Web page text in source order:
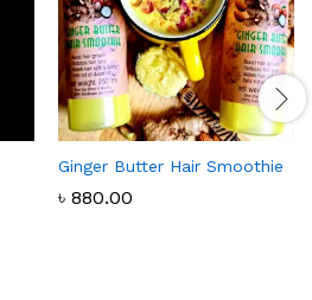
Ginger Butter Hair Smoothie
৳ 880.00